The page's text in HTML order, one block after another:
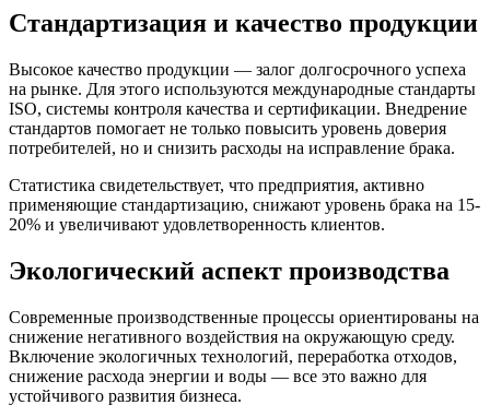
Стандартизация и качество продукции
Высокое качество продукции — залог долгосрочного успеха
на рынке. Для этого используются международные стандарты
ISO, системы контроля качества и сертификации. Внедрение
стандартов помогает не только повысить уровень доверия
потребителей, но и снизить расходы на исправление брака.
Статистика свидетельствует, что предприятия, активно
применяющие стандартизацию, снижают уровень брака на 15-
20% и увеличивают удовлетворенность клиентов.
Экологический аспект производства
Современные производственные процессы ориентированы на
снижение негативного воздействия на окружающую среду.
Включение экологичных технологий, переработка отходов,
снижение расхода энергии и воды — все это важно для
устойчивого развития бизнеса.